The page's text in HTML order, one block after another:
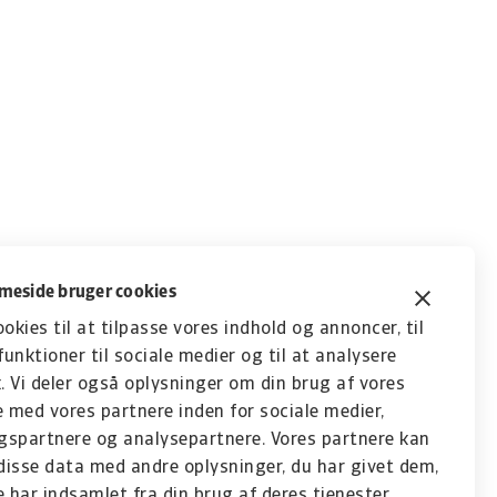
bruger cookies
til at tilpasse vores indhold og annoncer, til
til sociale medier og til at analysere
Vi deler også oplysninger om din brug af vores
med vores partnere inden for sociale medier,
og analysepartnere. Vores partnere kan
data med andre oplysninger, du har givet dem,